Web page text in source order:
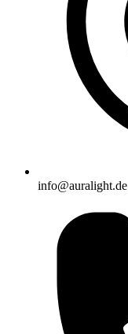
info@auralight.de